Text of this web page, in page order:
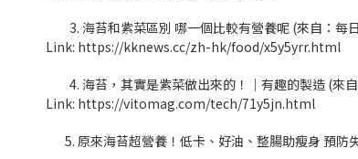
海苔和紫菜區別 哪一個比較有營養呢 (來自：每
Link: https://kknews.cc/zh-hk/food/x5y5yrr.html
海苔，其實是紫菜做出來的！｜有趣的製造 (來
Link: https://vitomag.com/tech/71y5jn.html
5. 原來海苔超營養！低卡、好油、整腸助瘦身 預防